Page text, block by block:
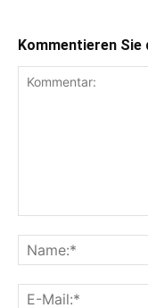
Kommentieren Sie